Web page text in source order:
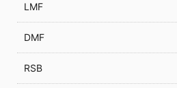
LMF
DMF
RSB